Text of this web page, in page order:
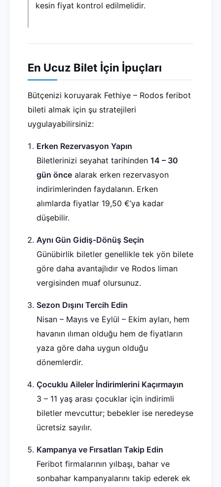
kesin fiyat kontrol edilmelidir.
En Ucuz Bilet İçin İpuçları
Bütçenizi koruyarak Fethiye – Rodos feribot
bileti almak için şu stratejileri
uygulayabilirsiniz:
Erken Rezervasyon Yapın
Biletlerinizi seyahat tarihinden 14 – 30
gün önce alarak erken rezervasyon
indirimlerinden faydalanın. Erken
alımlarda fiyatlar 19,50 €’ya kadar
düşebilir.
Aynı Gün Gidiş-Dönüş Seçin
Günübirlik biletler genellikle tek yön bilete
göre daha avantajlıdır ve Rodos liman
vergisinden muaf olursunuz.
Sezon Dışını Tercih Edin
Nisan – Mayıs ve Eylül – Ekim ayları, hem
havanın ılıman olduğu hem de fiyatların
yaza göre daha uygun olduğu
dönemlerdir.
Çocuklu Aileler İndirimlerini Kaçırmayın
3 – 11 yaş arası çocuklar için indirimli
biletler mevcuttur; bebekler ise neredeyse
ücretsiz sayılır.
Kampanya ve Fırsatları Takip Edin
Feribot firmalarının yılbaşı, bahar ve
sonbahar kampanyalarını takip ederek ek